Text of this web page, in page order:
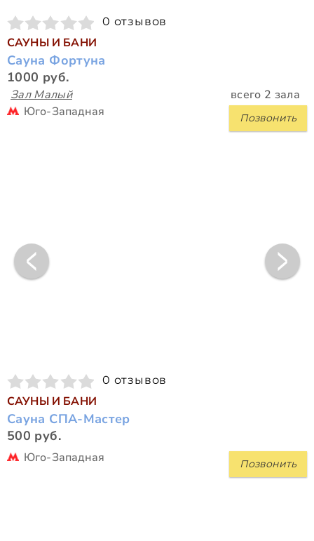
0 отзывов
САУНЫ И БАНИ
Сауна Фортуна
1000 руб.
Зал Малый всего 2 зала
Позвонить
Юго-Западная
0 отзывов
САУНЫ И БАНИ
Сауна СПА-Мастер
500 руб.
Позвонить
Юго-Западная